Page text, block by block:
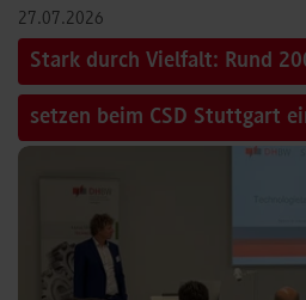
27.07.2026
Stark durch Vielfalt: Rund
setzen beim CSD Stuttgart